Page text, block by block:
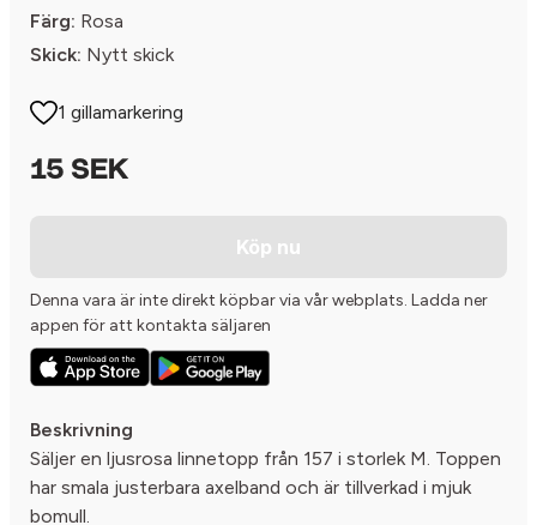
Färg: Rosa
Skick: Nytt skick
1 gillamarkering
15 SEK
Köp nu
Denna vara är inte direkt köpbar via vår webplats. Ladda ner
appen för att kontakta säljaren
Beskrivning
Säljer en ljusrosa linnetopp från 157 i storlek M. Toppen
har smala justerbara axelband och är tillverkad i mjuk
bomull.